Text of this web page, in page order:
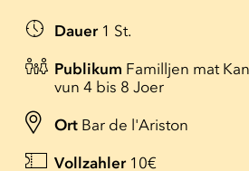
Dauer 1 St.
Publikum Familljen mat
vun 4 bis 8 Joer
Ort Bar de l'Ariston
Vollzahler 10€